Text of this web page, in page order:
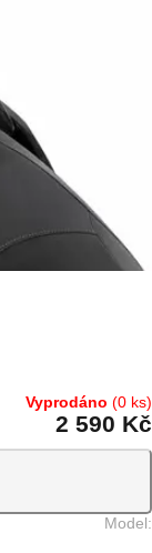
Vyprodáno (0 ks)
2 590 Kč
Model: